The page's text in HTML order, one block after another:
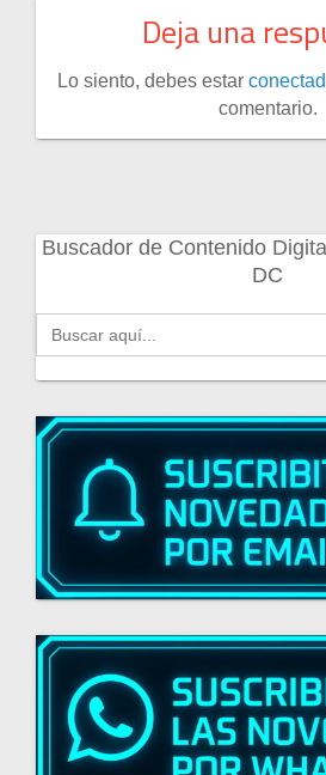
Deja una
Lo siento, debes estar
comentario.
Buscador de Contenido
DC
Buscar: